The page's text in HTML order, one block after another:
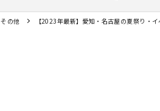
その他 【2023年最新】愛知・名古屋の夏祭り・